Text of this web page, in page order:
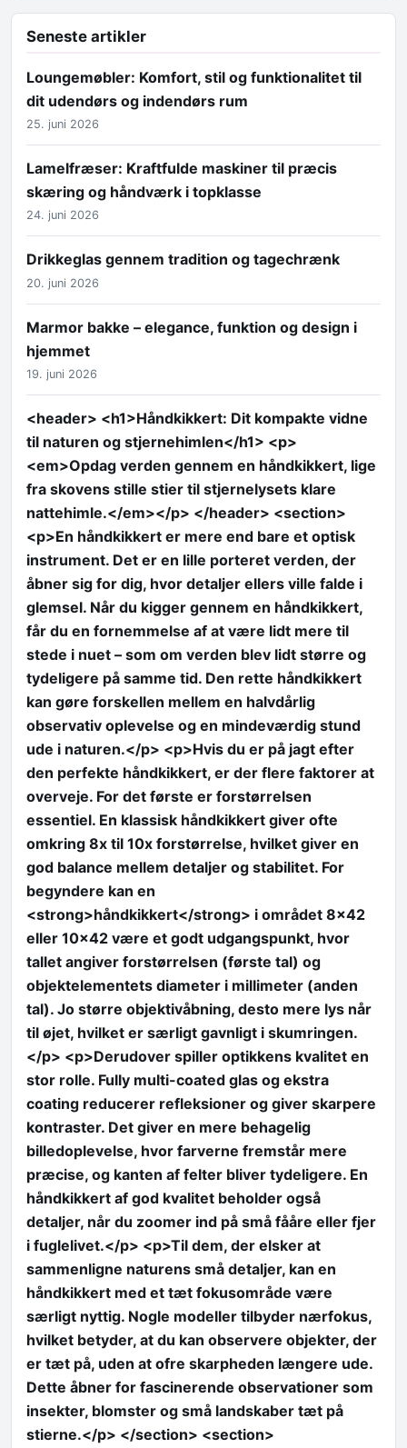
Seneste artikler
Loungemøbler: Komfort, stil og funktionalitet til
dit udendørs og indendørs rum
25. juni 2026
Lamelfræser: Kraftfulde maskiner til præcis
skæring og håndværk i topklasse
24. juni 2026
Drikkeglas gennem tradition og tagechrænk
20. juni 2026
Marmor bakke – elegance, funktion og design i
hjemmet
19. juni 2026
<header> <h1>Håndkikkert: Dit kompakte vidne
til naturen og stjernehimlen</h1> <p>
<em>Opdag verden gennem en håndkikkert, lige
fra skovens stille stier til stjernelysets klare
nattehimle.</em></p> </header> <section>
<p>En håndkikkert er mere end bare et optisk
instrument. Det er en lille porteret verden, der
åbner sig for dig, hvor detaljer ellers ville falde i
glemsel. Når du kigger gennem en håndkikkert,
får du en fornemmelse af at være lidt mere til
stede i nuet – som om verden blev lidt større og
tydeligere på samme tid. Den rette håndkikkert
kan gøre forskellen mellem en halvdårlig
observativ oplevelse og en mindeværdig stund
ude i naturen.</p> <p>Hvis du er på jagt efter
den perfekte håndkikkert, er der flere faktorer at
overveje. For det første er forstørrelsen
essentiel. En klassisk håndkikkert giver ofte
omkring 8x til 10x forstørrelse, hvilket giver en
god balance mellem detaljer og stabilitet. For
begyndere kan en
<strong>håndkikkert</strong> i området 8×42
eller 10×42 være et godt udgangspunkt, hvor
tallet angiver forstørrelsen (første tal) og
objektelementets diameter i millimeter (anden
tal). Jo større objektivåbning, desto mere lys når
til øjet, hvilket er særligt gavnligt i skumringen.
</p> <p>Derudover spiller optikkens kvalitet en
stor rolle. Fully multi-coated glas og ekstra
coating reducerer refleksioner og giver skarpere
kontraster. Det giver en mere behagelig
billedoplevelse, hvor farverne fremstår mere
præcise, og kanten af felter bliver tydeligere. En
håndkikkert af god kvalitet beholder også
detaljer, når du zoomer ind på små fååre eller fjer
i fuglelivet.</p> <p>Til dem, der elsker at
sammenligne naturens små detaljer, kan en
håndkikkert med et tæt fokusområde være
særligt nyttig. Nogle modeller tilbyder nærfokus,
hvilket betyder, at du kan observere objekter, der
er tæt på, uden at ofre skarpheden længere ude.
Dette åbner for fascinerende observationer som
insekter, blomster og små landskaber tæt på
stierne.</p> </section> <section>